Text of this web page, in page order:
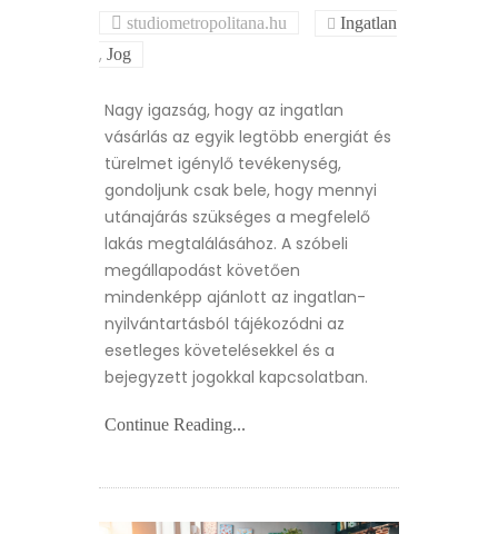
studiometropolitana.hu Ingatlan
, Jog
Nagy igazság, hogy az ingatlan
vásárlás az egyik legtöbb energiát és
türelmet igénylő tevékenység,
gondoljunk csak bele, hogy mennyi
utánajárás szükséges a megfelelő
lakás megtalálásához. A szóbeli
megállapodást követően
mindenképp ajánlott az ingatlan-
nyilvántartásból tájékozódni az
esetleges követelésekkel és a
bejegyzett jogokkal kapcsolatban.
Continue Reading...